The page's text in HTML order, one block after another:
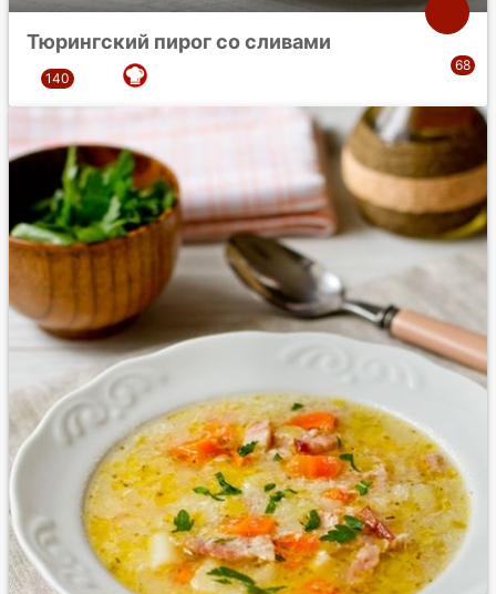
Тюрингский пирог со сливами